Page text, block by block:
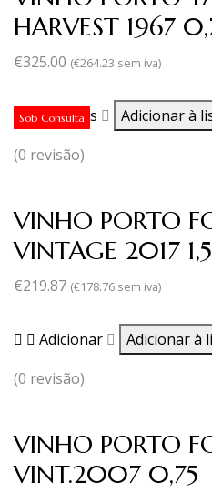
HARVEST 1967
€325.00 (€264.23 sem iva)
Sob Consulta
Ler mais Adicionar à
(0 revisão)
VINHO PORTO
VINTAGE 2017
€219.87 (€178.76 sem iva)
Adicionar Adicionar à
(0 revisão)
VINHO PORTO
VINT.2007 0,75